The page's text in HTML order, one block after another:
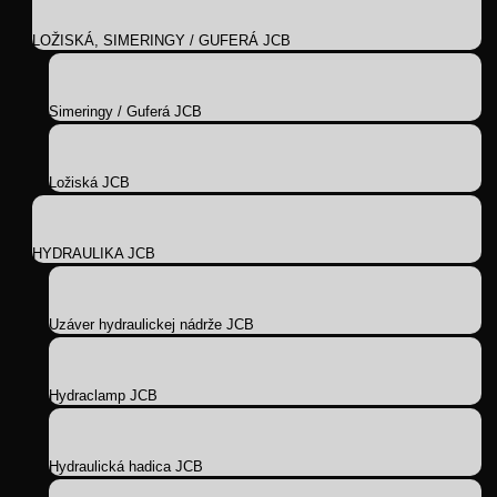
LOŽISKÁ, SIMERINGY / GUFERÁ JCB
Simeringy / Guferá JCB
Ložiská JCB
HYDRAULIKA JCB
Uzáver hydraulickej nádrže JCB
Hydraclamp JCB
Hydraulická hadica JCB